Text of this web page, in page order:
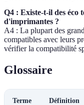
Q4 : Existe-t-il des éco
d'imprimantes ?
A4 : La plupart des
compatibles avec leurs
vérifier la compatibilité
Glossaire
Terme Définition